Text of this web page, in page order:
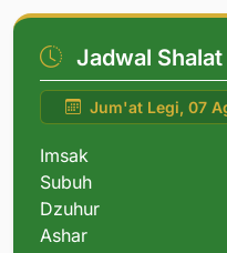
Jadwal Shalat
Jum'at Legi, 07
Imsak
Subuh
Dzuhur
Ashar